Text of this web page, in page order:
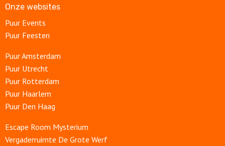
Onze websites
Puur Events
Puur Feesten
Puur Amsterdam
Puur Utrecht
Puur Rotterdam
Puur Haarlem
Puur Den Haag
Escape Room Mysterium
Vergaderruimte De Grote Werf